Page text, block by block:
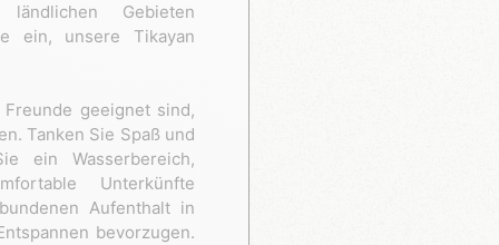
Gebieten
ein, unsere Tikayan
geeignet sind,
Tanken Sie Spaß und
ein Wasserbereich,
Unterkünfte
Aufenthalt in
bevorzugen.